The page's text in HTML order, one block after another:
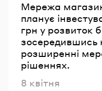
Мережа
планує
грн у розвиток
зосередившись
розширенні
рішеннях.
Опубліковано
8 квітня